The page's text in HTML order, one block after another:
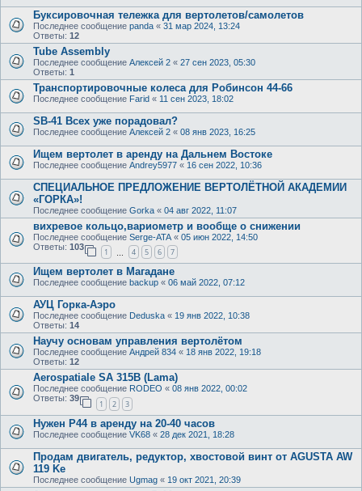
Буксировочная тележка для вертолетов/самолетов
Последнее сообщение panda « 31 мар 2024, 13:24
Ответы: 12
Tube Assembly
Последнее сообщение Алексей 2 « 27 сен 2023, 05:30
Ответы: 1
Транспортировочные колеса для Робинсон 44-66
Последнее сообщение Farid « 11 сен 2023, 18:02
SB-41 Всех уже порадовал?
Последнее сообщение Алексей 2 « 08 янв 2023, 16:25
Ищем вертолет в аренду на Дальнем Востоке
Последнее сообщение Andrey5977 « 16 сен 2022, 10:36
СПЕЦИАЛЬНОЕ ПРЕДЛОЖЕНИЕ ВЕРТОЛЁТНОЙ АКАДЕМИИ
«ГОРКА»!
Последнее сообщение Gorka « 04 авг 2022, 11:07
вихревое кольцо,вариометр и вообще о снижении
Последнее сообщение Serge-ATA « 05 июн 2022, 14:50
Ответы: 103
1 4 5 6 7
Ищем вертолет в Магадане
Последнее сообщение backup « 06 май 2022, 07:12
АУЦ Горка-Аэро
Последнее сообщение Deduska « 19 янв 2022, 10:38
Ответы: 14
Научу основам управления вертолётом
Последнее сообщение Андрей 834 « 18 янв 2022, 19:18
Ответы: 12
Aerospatiale SA 315B (Lama)
Последнее сообщение RODEO « 08 янв 2022, 00:02
Ответы: 39
1 2 3
Нужен Р44 в аренду на 20-40 часов
Последнее сообщение VK68 « 28 дек 2021, 18:28
Продам двигатель, редуктор, хвостовой винт от AGUSTA AW
119 Ke
Последнее сообщение Ugmag « 19 окт 2021, 20:39